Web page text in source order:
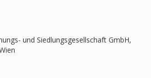
und Siedlungsgesellschaft GmbH,